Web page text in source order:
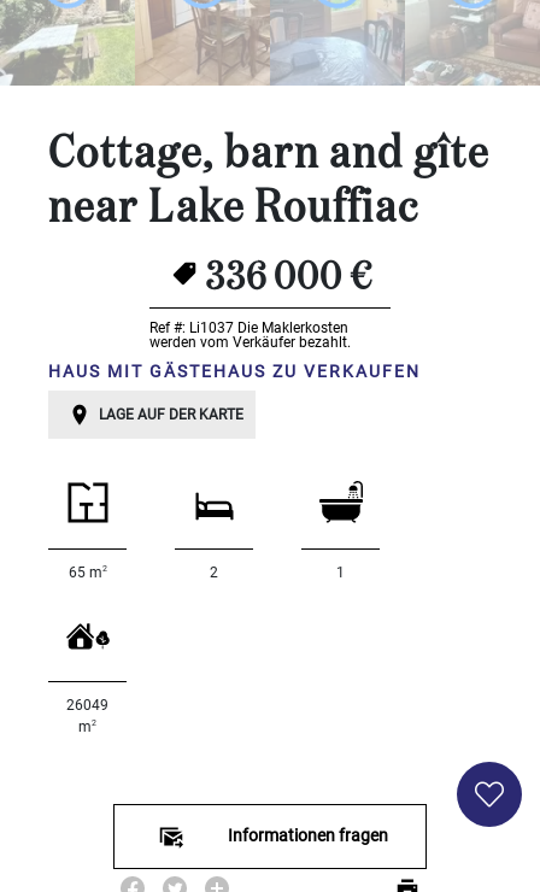
Schlafzimmer:
1-2
3-5
10
BESTIMMEN
Qualität:
Landoberfläche
Cottage, barn and gîte
near Lake Rouffiac
336 000 €
Ref #: Li1037 Die Maklerkosten
werden vom Verkäufer bezahlt.
HAUS MIT GÄSTEHAUS ZU VERKAUFEN
LAGE AUF DER KARTE
65 m2 2 1
26049
m2
Informationen fragen